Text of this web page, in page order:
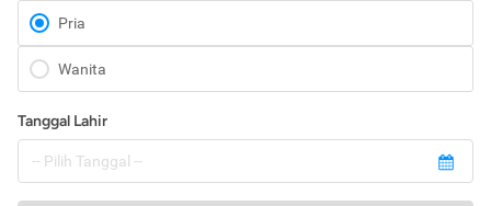
Pria
Wanita
Tanggal Lahir